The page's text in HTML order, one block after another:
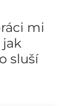
mi
jak
sluší